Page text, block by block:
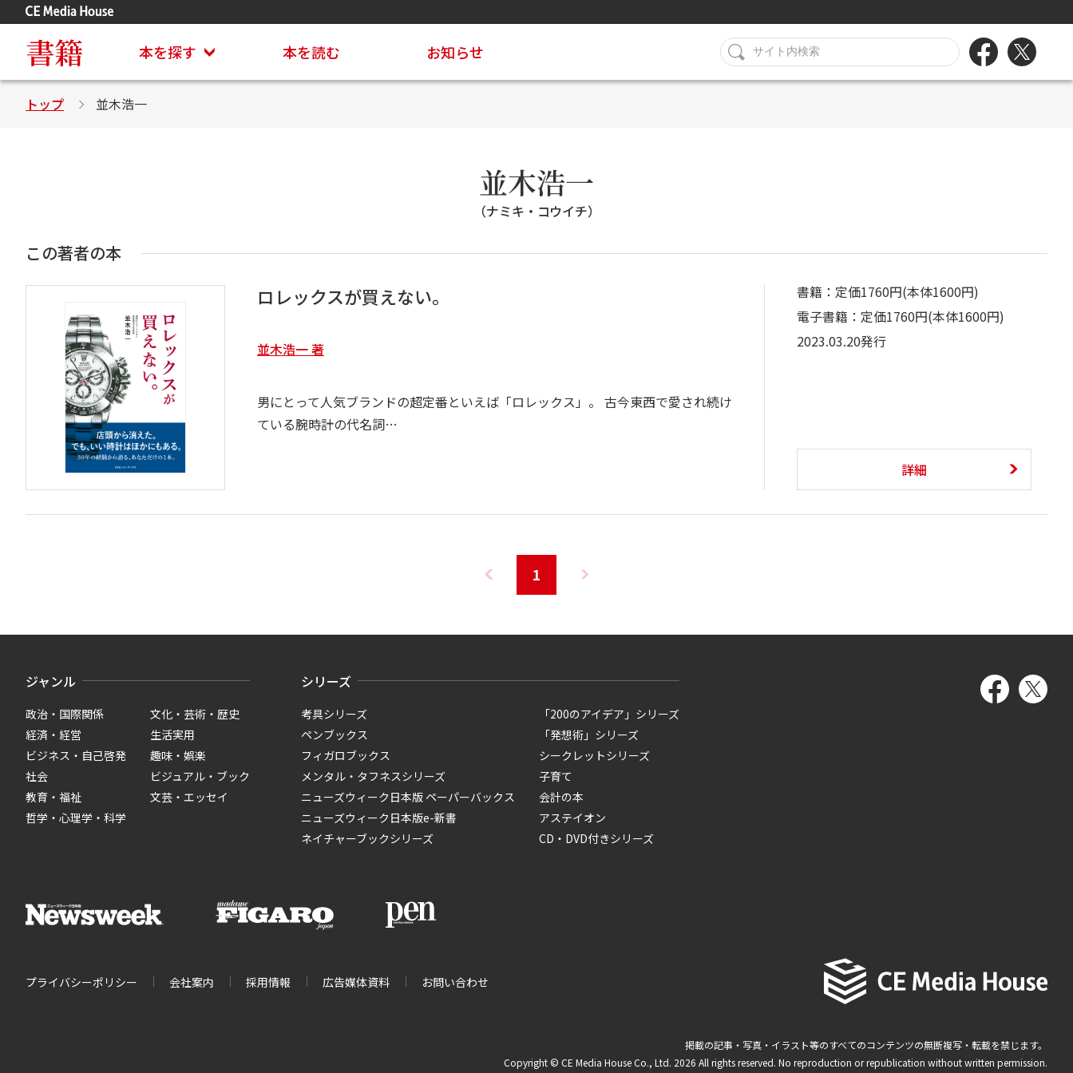
書籍 本を探す 本を読む お知らせ
トップ 並木浩一
並木浩一
（ナミキ・コウイチ）
この著者の本
ロレックスが買えない。
並木浩一 著
男にとって人気ブランドの超定番といえば「ロレックス」。 古今東西で愛され続け
ている腕時計の代名詞…
書籍：定価1760円(本体1600円)
電子書籍：定価1760円(本体1600円)
2023.03.20発行
詳細
1
ジャンル
政治・国際関係
経済・経営
ビジネス・自己啓発
社会
教育・福祉
哲学・心理学・科学
文化・芸術・歴史
生活実用
趣味・娯楽
ビジュアル・ブック
文芸・エッセイ
シリーズ
考具シリーズ
ペンブックス
フィガロブックス
メンタル・タフネスシリーズ
ニューズウィーク日本版 ペーパーバックス
ニューズウィーク日本版e-新書
ネイチャーブックシリーズ
「200のアイデア」シリーズ
「発想術」シリーズ
シークレットシリーズ
子育て
会計の本
アステイオン
CD・DVD付きシリーズ
プライバシーポリシー 会社案内 採用情報 広告媒体資料 お問い合わせ
掲載の記事・写真・イラスト等のすべてのコンテンツの無断複写・転載を禁じます。
Copyright © CE Media House Co., Ltd. 2026 All rights reserved. No reproduction or republication without written permission.